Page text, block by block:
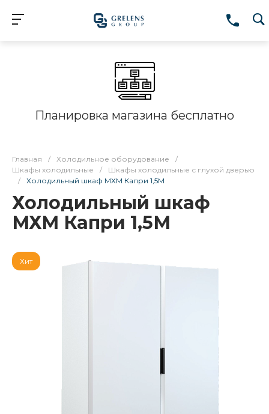
Планировка магазина бесплатно
Главная / Холодильное оборудование
/
Шкафы холодильные
/
Шкафы холодильные с глухой дверью
/
Холодильный шкаф МХМ Капри 1,5М
Холодильный шкаф
МХМ Капри 1,5М
Хит